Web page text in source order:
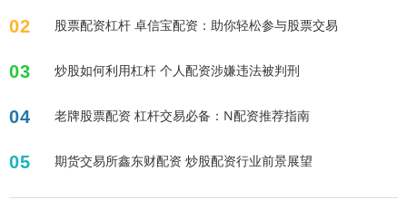
02 股票配资杠杆 卓信宝配资：助你轻松参与股票交易
03 炒股如何利用杠杆 个人配资涉嫌违法被判刑
04 老牌股票配资 杠杆交易必备：N配资推荐指南
05 期货交易所鑫东财配资 炒股配资行业前景展望